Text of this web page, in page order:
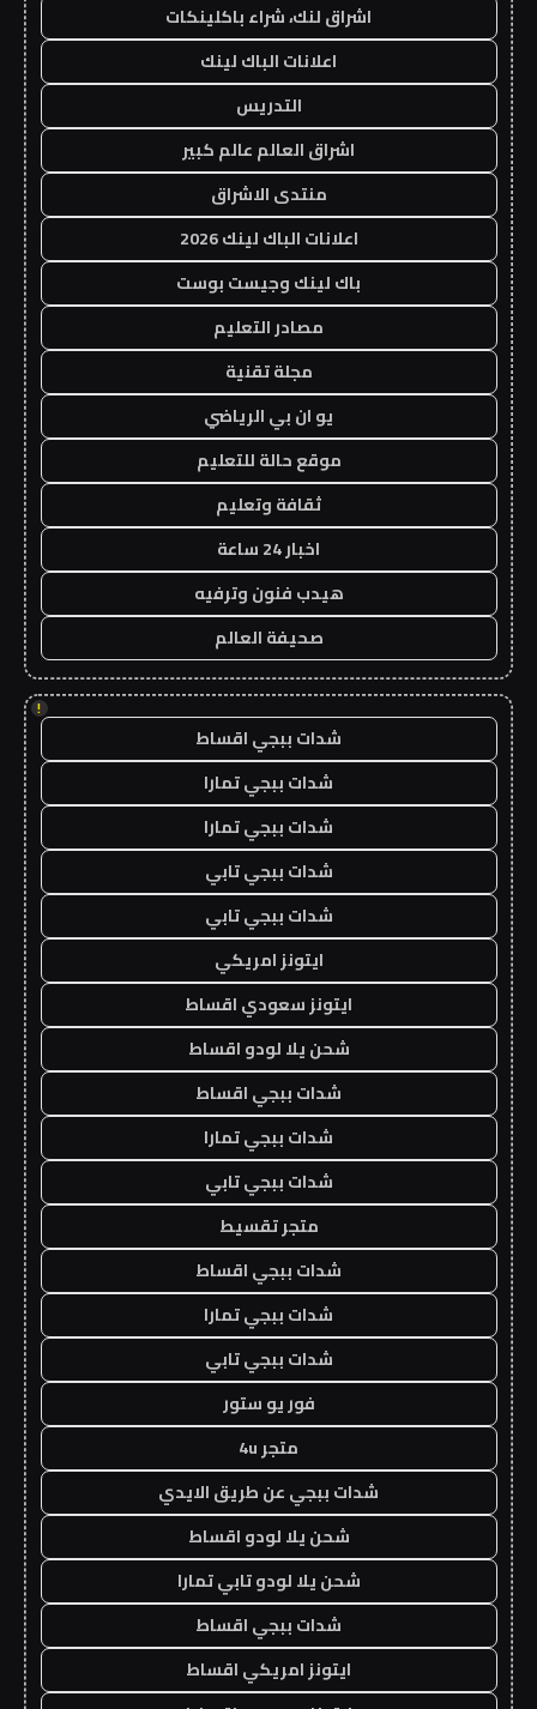
اشراق لنك، شراء باكلينكات
اعلانات الباك لينك
التدريس
اشراق العالم عالم كبير
منتدى الاشراق
اعلانات الباك لينك 2026
باك لينك وجيست بوست
مصادر التعليم
مجلة تقنية
يو ان بي الرياضي
موقع حالة للتعليم
ثقافة وتعليم
اخبار 24 ساعة
هيدب فنون وترفيه
صحيفة العالم
!
شدات ببجي اقساط
شدات ببجي تمارا
شدات ببجي تمارا
شدات ببجي تابي
شدات ببجي تابي
ايتونز امريكي
ايتونز سعودي اقساط
شحن يلا لودو اقساط
شدات ببجي اقساط
شدات ببجي تمارا
شدات ببجي تابي
متجر تقسيط
شدات ببجي اقساط
شدات ببجي تمارا
شدات ببجي تابي
فور يو ستور
متجر 4u
شدات ببجي عن طريق الايدي
شحن يلا لودو اقساط
شحن يلا لودو تابي تمارا
شدات ببجي اقساط
ايتونز امريكي اقساط